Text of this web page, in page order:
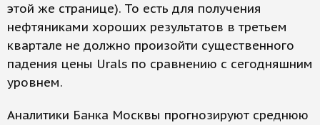
этой же странице). То есть для получения
нефтяниками хороших результатов в третьем
квартале не должно произойти существенного
падения цены Urals по сравнению с сегодняшним
уровнем.
Аналитики Банка Москвы прогнозируют среднюю